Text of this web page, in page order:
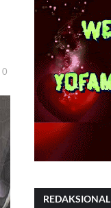
0
REDAKSIONAL